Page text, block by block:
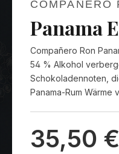
COMPAÑERO
Panama
Compañero Ron
54 % Alkohol
Schokoladennoten,
Panama-Rum Wärme
35,50 €